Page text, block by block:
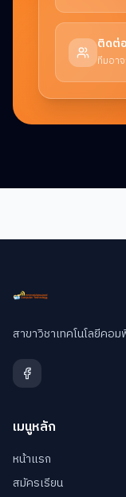
ติดต่
ทีมอา
สาขาวิชาเทคโนโลยีคอ
เมนูหลัก
หน้าแรก
สมัครเรียน